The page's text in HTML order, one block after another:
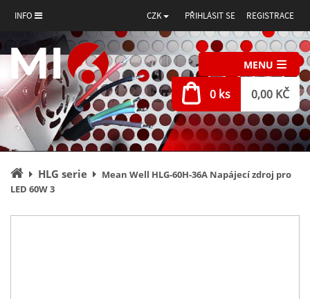
INFO CZK PŘIHLÁSIT SE REGISTRACE
MENU
0 ks 0,00 KČ
Úvodní
stránka
HLG serie
Mean Well HLG-60H-36A Napájecí zdroj pro
LED 60W 3